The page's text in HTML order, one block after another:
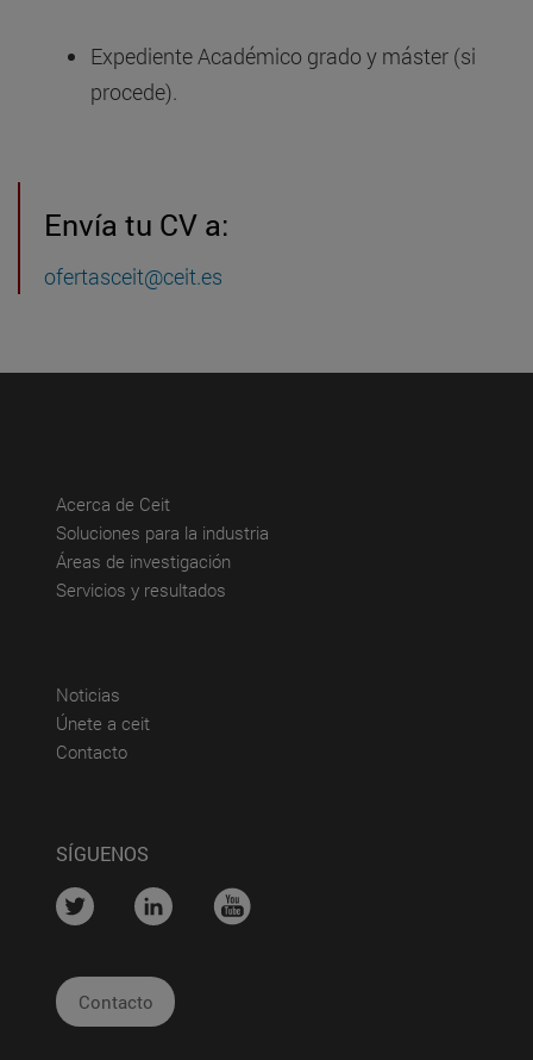
Expediente Académico grado y máster (si
procede).
Envía tu CV a:
ofertasceit@ceit.es
Acerca de Ceit(abre en nueva ventana)
Soluciones para la industria
Áreas de investigación
Servicios y resultados
Noticias
Únete a ceit(abre en nueva ventana)
Contacto(abre en nueva ventana)
SÍGUENOS
.... .... ....
Contacto